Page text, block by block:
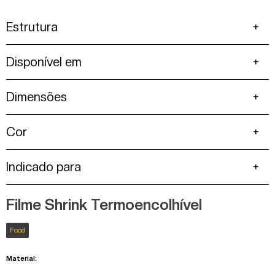
Estrutura
Disponível em
Dimensões
Cor
Indicado para
Filme Shrink Termoencolhível
Food
Material: